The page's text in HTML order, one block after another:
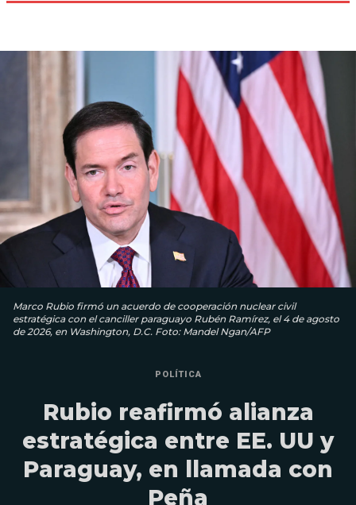
Marco Rubio firmó un acuerdo de cooperación nuclear civil
estratégica con el canciller paraguayo Rubén Ramírez, el 4 de agosto
de 2026, en Washington, D.C. Foto: Mandel Ngan/AFP
POLÍTICA
Rubio reafirmó alianza
estratégica entre EE. UU y
Paraguay, en llamada con
Peña